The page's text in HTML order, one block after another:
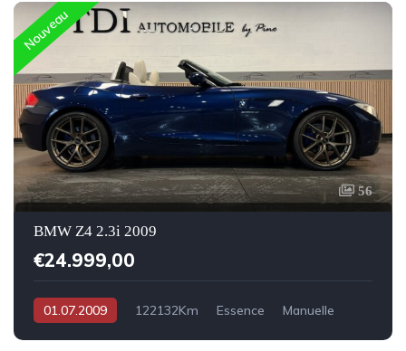
Nouveau
56
BMW Z4 2.3i 2009
€24.999,00
01.07.2009 122132Km Essence Manuelle